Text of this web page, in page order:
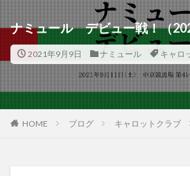
ナミュール デビュー戦！（
2021年9月9日 ナミュール キャロ
HOME ブログ キャロットクラブ
ジュルビアン
セレシオン
ディエルメス
デビュー
ナ
ナミュール
ノルマンディ
ルージュグラース
ロードTO
ロードカバチ
ロードゲイル
ロードジパング
ロードストライク